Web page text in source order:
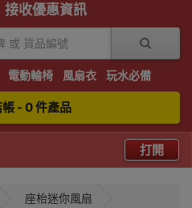
接收優惠資訊
電動輪椅 風扇衣 玩水必備
- 0 件產品
打開
座枱迷你風扇